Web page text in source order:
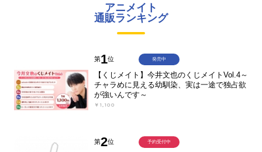
アニメイト
通販ランキング
第1位
【くじメイト】今井文也のくじメイトVol.4～
チャラめに見える幼馴染、実は一途で独占欲
が強いんです～
￥1,100
発売中
第2位 予約受付中